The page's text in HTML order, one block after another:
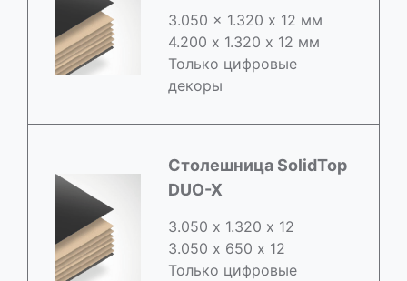
3.050 x 1.320 х 12 мм
4.200 x 1.320 х 12 мм
Только цифровые
декоры
Столешница SolidTop
DUO-X
3.050 х 1.320 х 12
3.050 x 650 х 12
Только цифровые